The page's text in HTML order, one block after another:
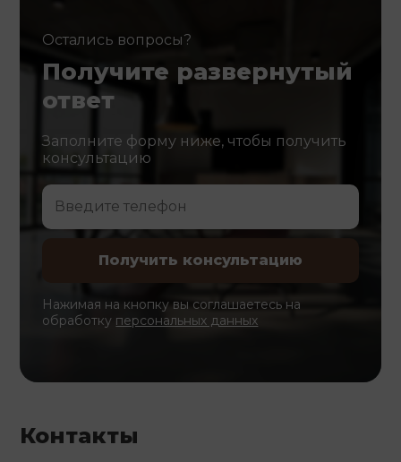
Остались вопросы?
Получите развернутый
ответ
Заполните форму ниже, чтобы получить
консультацию
Нажимая на кнопку вы соглашаетесь на
обработку персональных данных
Контакты